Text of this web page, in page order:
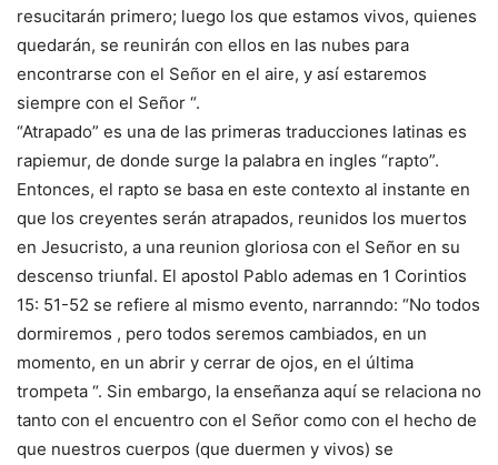
resucitarán primero; luego los que estamos vivos, quienes
quedarán, se reunirán con ellos en las nubes para
encontrarse con el Señor en el aire, y así estaremos
siempre con el Señor “.
“Atrapado” es una de las primeras traducciones latinas es
rapiemur, de donde surge la palabra en ingles “rapto”.
Entonces, el rapto se basa en este contexto al instante en
que los creyentes serán atrapados, reunidos los muertos
en Jesucristo, a una reunion gloriosa con el Señor en su
descenso triunfal. El apostol Pablo ademas en 1 Corintios
15: 51-52 se refiere al mismo evento, narranndo: “No todos
dormiremos , pero todos seremos cambiados, en un
momento, en un abrir y cerrar de ojos, en el última
trompeta “. Sin embargo, la enseñanza aquí se relaciona no
tanto con el encuentro con el Señor como con el hecho de
que nuestros cuerpos (que duermen y vivos) se